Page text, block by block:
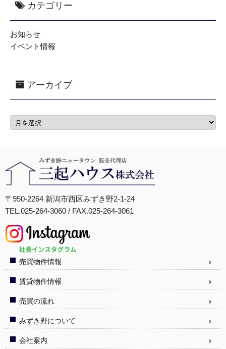
カテゴリー
お知らせ
イベント情報
アーカイブ
〒950-2264 新潟市西区みずき野2-1-24
TEL.025-264-3060 / FAX.025-264-3061
売買物件情報
賃貸物件情報
売買の流れ
みずき野について
会社案内